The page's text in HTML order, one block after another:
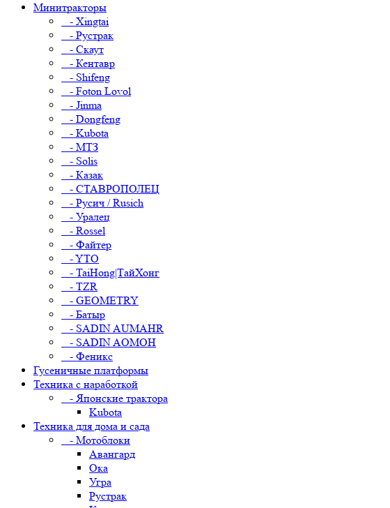
Минитракторы
- Xingtai
- Рустрак
- Скаут
- Кентавр
- Shifeng
- Foton Lovol
- Jinma
- Dongfeng
- Kubota
- МТЗ
- Solis
- Казак
- СТАВРОПОЛЕЦ
- Русич / Rusich
- Уралец
- Rossel
- Файтер
- YTO
- TaiHong|ТайХонг
- TZR
- GEOMETRY
- Батыр
- SADIN AUMAHR
- SADIN AOMOH
- Феникс
Гусеничные платформы
Техника с наработкой
- Японские трактора
Kubota
Техника для дома и сада
- Мотоблоки
Авангард
Ока
Угра
Рустрак